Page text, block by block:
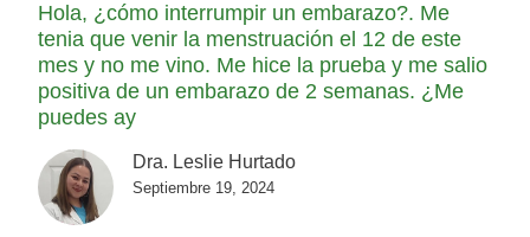
Hola, ¿cómo interrumpir un embarazo?. Me
tenia que venir la menstruación el 12 de este
mes y no me vino. Me hice la prueba y me salio
positiva de un embarazo de 2 semanas. ¿Me
puedes ay
Dra. Leslie Hurtado
Septiembre 19, 2024